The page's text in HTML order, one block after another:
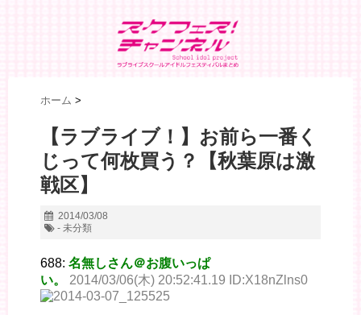
ホーム >
【ラブライブ！】お前ら一番く
じって何枚買う？【秋葉原は激
戦区】
2014/03/08
- 未分類
688: 名無しさん＠お腹いっぱ
い。
2014/03/06(木) 20:52:41.19 ID:X18nZlns0